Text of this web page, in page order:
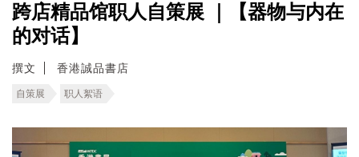
跨店精品馆职人自策展 ｜【器物与内在
的对话】
撰文 香港誠品書店
自策展 职人絮语